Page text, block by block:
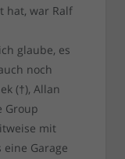
hat, war Ralf
glaube, es
noch
(†), Allan
Group
mit
Garage